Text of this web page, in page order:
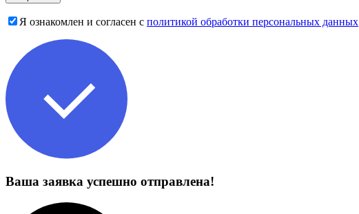
Я ознакомлен и согласен с политикой обработки персональных данных
Ваша заявка успешно отправлена!